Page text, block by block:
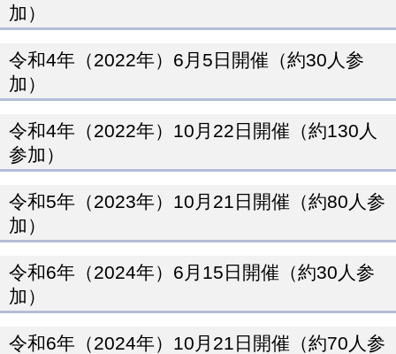
加）
令和4年（2022年）6月5日開催（約30人参
加）
令和4年（2022年）10月22日開催（約130人
参加）
令和5年（2023年）10月21日開催（約80人参
加）
令和6年（2024年）6月15日開催（約30人参
加）
令和6年（2024年）10月21日開催（約70人参